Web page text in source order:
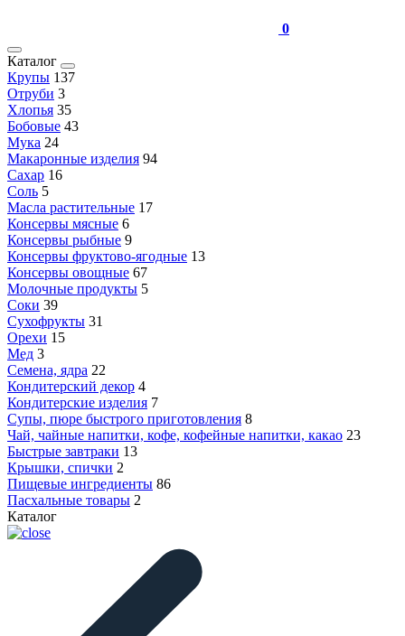
0
Каталог
Крупы 137
Отруби 3
Хлопья 35
Бобовые 43
Мука 24
Макаронные изделия 94
Сахар 16
Соль 5
Масла растительные 17
Консервы мясные 6
Консервы рыбные 9
Консервы фруктово-ягодные 13
Консервы овощные 67
Молочные продукты 5
Соки 39
Сухофрукты 31
Орехи 15
Мед 3
Семена, ядра 22
Кондитерский декор 4
Кондитерские изделия 7
Супы, пюре быстрого приготовления 8
Чай, чайные напитки, кофе, кофейные напитки, какао 23
Быстрые завтраки 13
Крышки, спички 2
Пищевые ингредиенты 86
Пасхальные товары 2
Каталог